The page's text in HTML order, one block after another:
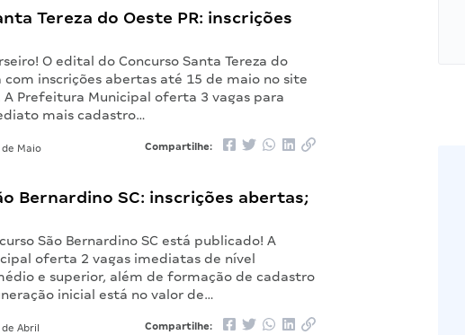
Tereza do Oeste PR: inscrições
O edital do Concurso Santa Tereza do
com inscrições abertas até 15 de maio no site
A Prefeitura Municipal oferta 3 vagas para
mais cadastro…
de Maio Compartilhe:
Bernardino SC: inscrições abertas;
São Bernardino SC está publicado! A
oferta 2 vagas imediatas de nível
e superior, além de formação de cadastro
inicial está no valor de…
de Abril Compartilhe: